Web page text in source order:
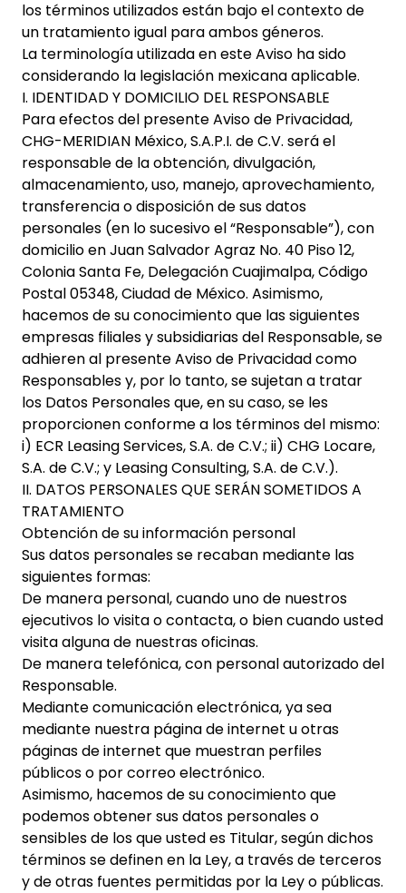
los términos utilizados están bajo el contexto de
un tratamiento igual para ambos géneros.
La terminología utilizada en este Aviso ha sido
considerando la legislación mexicana aplicable.
I. IDENTIDAD Y DOMICILIO DEL RESPONSABLE
Para efectos del presente Aviso de Privacidad,
CHG-MERIDIAN México, S.A.P.I. de C.V. será el
responsable de la obtención, divulgación,
almacenamiento, uso, manejo, aprovechamiento,
transferencia o disposición de sus datos
personales (en lo sucesivo el “Responsable”), con
domicilio en Juan Salvador Agraz No. 40 Piso 12,
Colonia Santa Fe, Delegación Cuajimalpa, Código
Postal 05348, Ciudad de México. Asimismo,
hacemos de su conocimiento que las siguientes
empresas filiales y subsidiarias del Responsable, se
adhieren al presente Aviso de Privacidad como
Responsables y, por lo tanto, se sujetan a tratar
los Datos Personales que, en su caso, se les
proporcionen conforme a los términos del mismo:
i) ECR Leasing Services, S.A. de C.V.; ii) CHG Locare,
S.A. de C.V.; y Leasing Consulting, S.A. de C.V.).
II. DATOS PERSONALES QUE SERÁN SOMETIDOS A
TRATAMIENTO
Obtención de su información personal
Sus datos personales se recaban mediante las
siguientes formas:
De manera personal, cuando uno de nuestros
ejecutivos lo visita o contacta, o bien cuando usted
visita alguna de nuestras oficinas.
De manera telefónica, con personal autorizado del
Responsable.
Mediante comunicación electrónica, ya sea
mediante nuestra página de internet u otras
páginas de internet que muestran perfiles
públicos o por correo electrónico.
Asimismo, hacemos de su conocimiento que
podemos obtener sus datos personales o
sensibles de los que usted es Titular, según dichos
términos se definen en la Ley, a través de terceros
y de otras fuentes permitidas por la Ley o públicas.